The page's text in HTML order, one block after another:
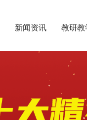
新闻资讯 教研教